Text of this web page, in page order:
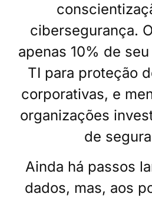
cibersegurança.
apenas 10% de
TI para proteção
corporativas, e
organizações
de
Ainda há passos
dados, mas, aos